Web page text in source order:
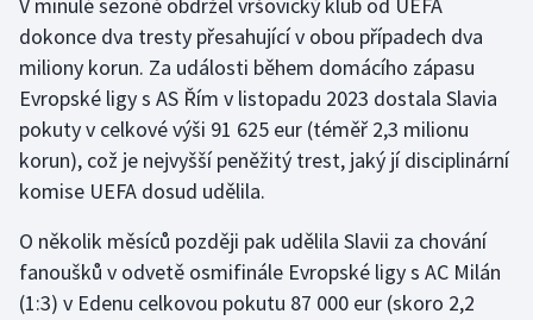
Lezení
Lyže a snowboard
Moderní pětiboj
Olympijské hry
V minulé sezoně obdržel vršovický klub od UEFA
dokonce dva tresty přesahující v obou případech dva
miliony korun. Za události během domácího zápasu
Evropské ligy s AS Řím v listopadu 2023 dostala Slavia
pokuty v celkové výši 91 625 eur (téměř 2,3 milionu
korun), což je nejvyšší peněžitý trest, jaký jí disciplinární
komise UEFA dosud udělila.
O několik měsíců později pak udělila Slavii za chování
fanoušků v odvetě osmifinále Evropské ligy s AC Milán
(1:3) v Edenu celkovou pokutu 87 000 eur (skoro 2,2